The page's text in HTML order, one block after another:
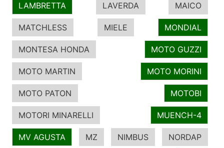
LAMBRETTA LAVERDA MAICO
MATCHLESS MIELE MONDIAL
MONTESA HONDA MOTO GUZZI
MOTO MARTIN MOTO MORINI
MOTO PATON MOTOBI
MOTORI MINARELLI MUENCH-4
MV AGUSTA MZ NIMBUS NORDAP